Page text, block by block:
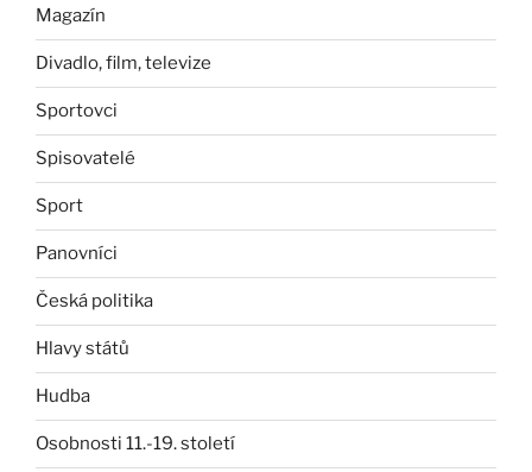
Magazín
Divadlo, film, televize
Sportovci
Spisovatelé
Sport
Panovníci
Česká politika
Hlavy států
Hudba
Osobnosti 11.-19. století